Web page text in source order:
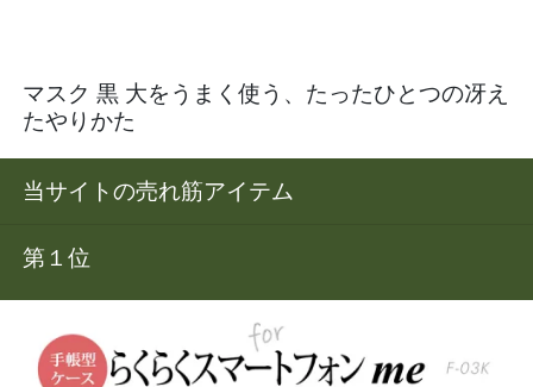
マスク 黒 大をうまく使う、たったひとつの冴え
たやりかた
当サイトの売れ筋アイテム
第１位